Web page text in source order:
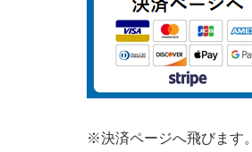
※決済ページへ飛びます。